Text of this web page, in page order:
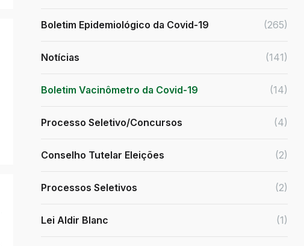
Boletim Epidemiológico da Covid-19 (265)
Notícias (141)
Boletim Vacinômetro da Covid-19 (14)
Processo Seletivo/Concursos (4)
Conselho Tutelar Eleições (2)
Processos Seletivos (2)
Lei Aldir Blanc (1)